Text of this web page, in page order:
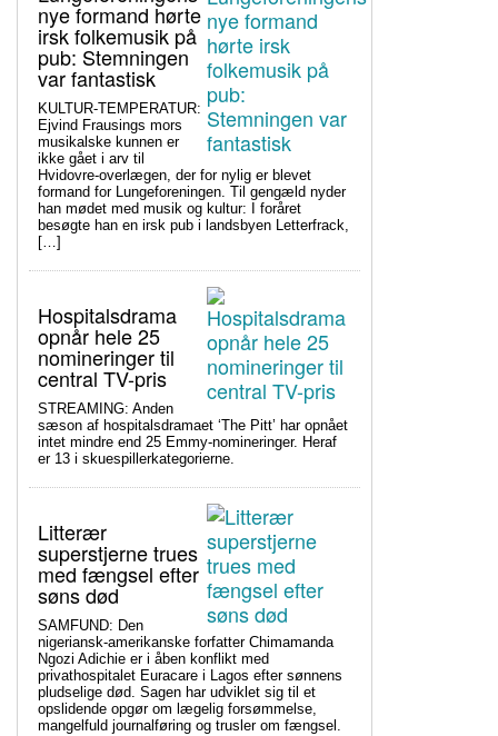
nye formand hørte
irsk folkemusik på
pub: Stemningen
var fantastisk
KULTUR-TEMPERATUR:
Ejvind Frausings mors
musikalske kunnen er
ikke gået i arv til
Hvidovre-overlægen, der for nylig er blevet
formand for Lungeforeningen. Til gengæld nyder
han mødet med musik og kultur: I foråret
besøgte han en irsk pub i landsbyen Letterfrack,
[…]
Hospitalsdrama
opnår hele 25
nomineringer til
central TV-pris
STREAMING: Anden
sæson af hospitalsdramaet ‘The Pitt’ har opnået
intet mindre end 25 Emmy-nomineringer. Heraf
er 13 i skuespillerkategorierne.
Litterær
superstjerne trues
med fængsel efter
søns død
SAMFUND: Den
nigeriansk-amerikanske forfatter Chimamanda
Ngozi Adichie er i åben konflikt med
privathospitalet Euracare i Lagos efter sønnens
pludselige død. Sagen har udviklet sig til et
opslidende opgør om lægelig forsømmelse,
mangelfuld journalføring og trusler om fængsel.